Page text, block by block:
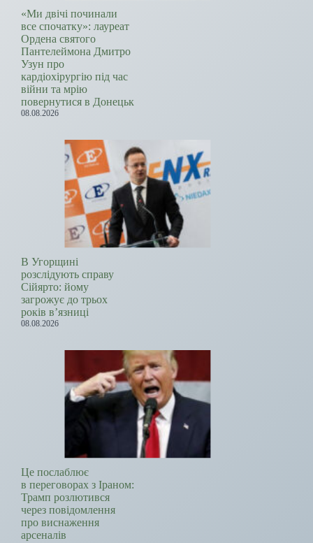
«Ми двічі починали
все спочатку»: лауреат
Ордена святого
Пантелеймона Дмитро
Узун про
кардіохірургію під час
війни та мрію
повернутися в Донецьк
08.08.2026
В Угорщині
розслідують справу
Сійярто: йому
загрожує до трьох
років в’язниці
08.08.2026
Це послаблює
в переговорах з Іраном:
Трамп розлютився
через повідомлення
про виснаження
арсеналів